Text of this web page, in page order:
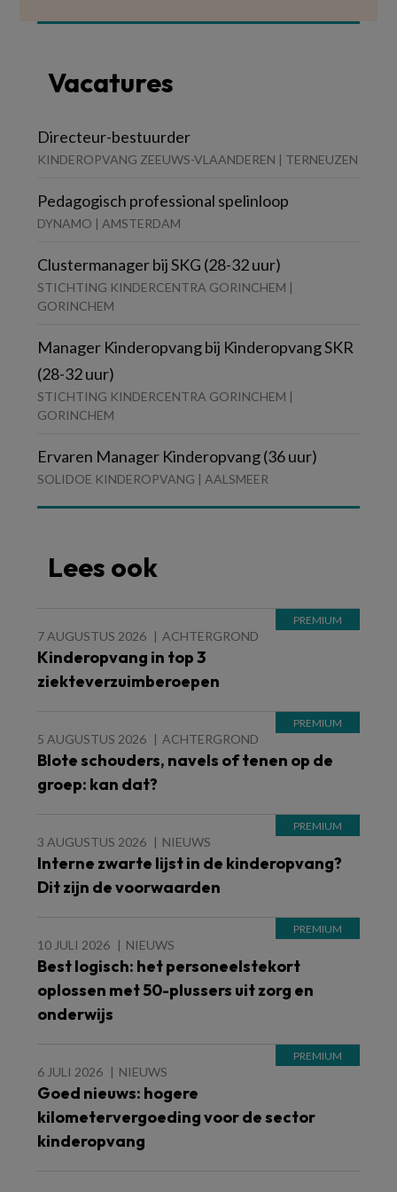
Vacatures
Directeur-bestuurder
KINDEROPVANG ZEEUWS-VLAANDEREN | TERNEUZEN
Pedagogisch professional spelinloop
DYNAMO | AMSTERDAM
Clustermanager bij SKG (28-32 uur)
STICHTING KINDERCENTRA GORINCHEM |
GORINCHEM
Manager Kinderopvang bij Kinderopvang SKR
(28-32 uur)
STICHTING KINDERCENTRA GORINCHEM |
GORINCHEM
Ervaren Manager Kinderopvang (36 uur)
SOLIDOE KINDEROPVANG | AALSMEER
Lees ook
7 AUGUSTUS 2026 ACHTERGROND
Kinderopvang in top 3
ziekteverzuimberoepen
5 AUGUSTUS 2026 ACHTERGROND
Blote schouders, navels of tenen op de
groep: kan dat?
3 AUGUSTUS 2026 NIEUWS
Interne zwarte lijst in de kinderopvang?
Dit zijn de voorwaarden
10 JULI 2026 NIEUWS
Best logisch: het personeelstekort
oplossen met 50-plussers uit zorg en
onderwijs
6 JULI 2026 NIEUWS
Goed nieuws: hogere
kilometervergoeding voor de sector
kinderopvang